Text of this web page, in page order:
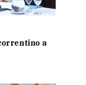
a